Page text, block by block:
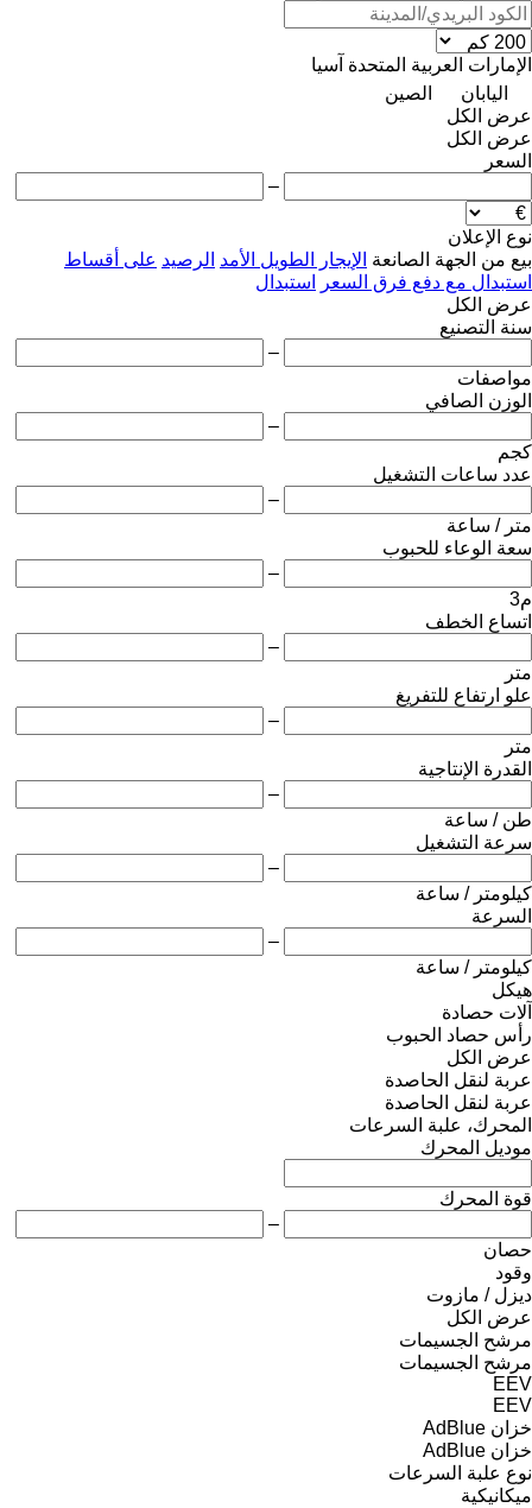
الإمارات العربية المتحدة آسيا
اليابان
الصين
عرض الكل
عرض الكل
السعر
–
نوع الإعلان
بيع من الجهة الصانعة الإيجار الطويل الأمد الرصيد على أقساط
استبدال مع دفع فرق السعر
استبدال
عرض الكل
سنة التصنيع
–
مواصفات
الوزن الصافي
–
كجم
عدد ساعات التشغيل
–
متر / ساعة
سعة الوعاء للحبوب
–
م3
اتساع الخطف
–
متر
علو ارتفاع للتفريغ
–
متر
القدرة الإنتاجية
–
طن / ساعة
سرعة التشغيل
–
كيلومتر / ساعة
السرعة
–
كيلومتر / ساعة
هيكل
آلات حصادة
رأس حصاد الحبوب
عرض الكل
عربة لنقل الحاصدة
عربة لنقل الحاصدة
المحرك، علبة السرعات
موديل المحرك
قوة المحرك
–
حصان
وقود
ديزل / مازوت
عرض الكل
مرشح الجسيمات
مرشح الجسيمات
EEV
EEV
خزان AdBlue
خزان AdBlue
نوع علبة السرعات
ميكانيكية